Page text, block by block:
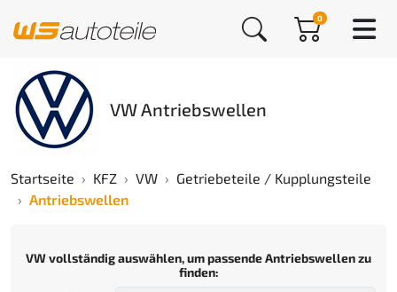
0
VW Antriebswellen
Startseite KFZ VW
Getriebeteile / Kupplungsteile
Antriebswellen
VW vollständig auswählen, um passende Antriebswellen zu
finden: